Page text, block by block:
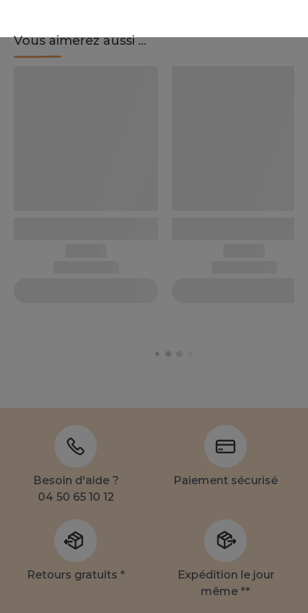
Vous aimerez aussi ...
Besoin d'aide ?
04 50 65 10 12
Paiement sécurisé
Retours gratuits *
Expédition le jour
même **